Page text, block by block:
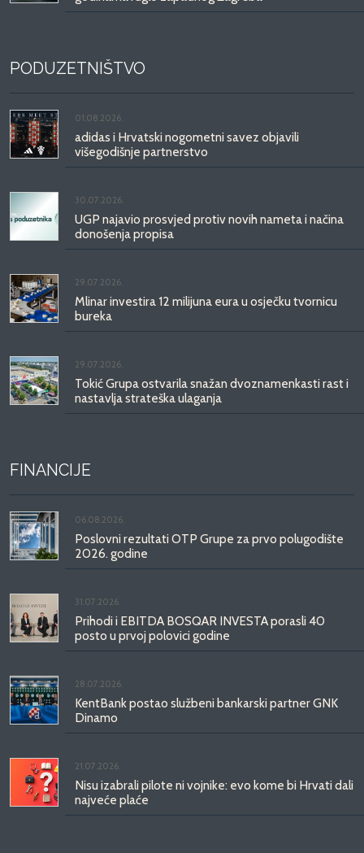
PODUZETNIŠTVO
01.08.2026.
adidas i Hrvatski nogometni savez objavili
višegodišnje partnerstvo
30.07.2026.
UGP najavio prosvjed protiv novih nameta i načina
donošenja propisa
29.07.2026.
Mlinar investira 12 milijuna eura u osječku tvornicu
bureka
29.07.2026.
Tokić Grupa ostvarila snažan dvoznamenkasti rast i
nastavlja strateška ulaganja
FINANCIJE
06.08.2026.
Poslovni rezultati OTP Grupe za prvo polugodište
2026. godine
31.07.2026.
Prihodi i EBITDA BOSQAR INVESTA porasli 40
posto u prvoj polovici godine
28.07.2026.
KentBank postao službeni bankarski partner GNK
Dinamo
21.07.2026.
Nisu izabrali pilote ni vojnike: evo kome bi Hrvati dali
najveće plaće